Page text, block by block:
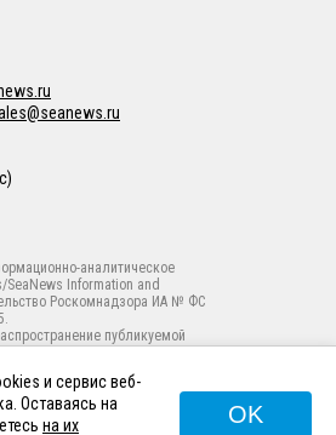
и сервис веб-
Оставаясь на
на их OK
аналитическое
SeaNews Information and
Роскомнадзора ИА № ФС
публикуемой
предварительного
авторских прав.